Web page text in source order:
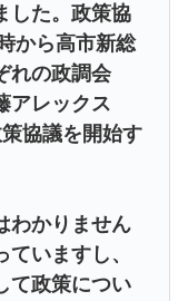
した。政策協
から高市新総
れの政調会
アレックス
協議を開始す
わかりません
いますし、
て政策につい